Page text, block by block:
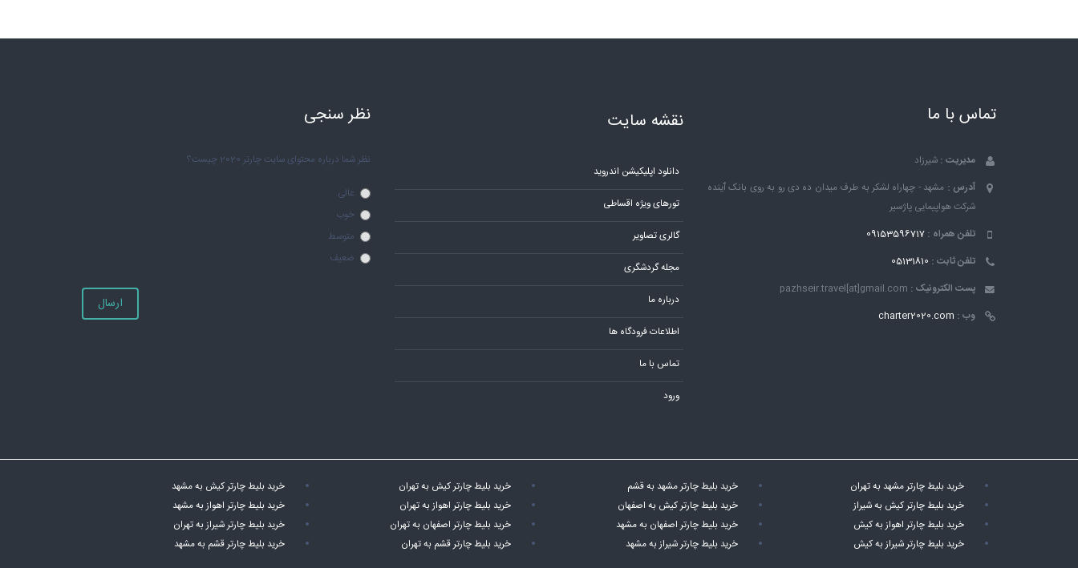
تماس با ما
مدیریت : شیرزاد
آدرس : مشهد - چهاراه لشکر به طرف میدان ده دی رو به روی بانک ٱینده
شرکت هواپیمایی پاژسیر
تلفن همراه : 09153596717
تلفن ثابت : 05131810
پست الکترونیک : pazhseir.travel[at]gmail.com
وب : charter2020.com
نقشه سایت
دانلود اپلیکیشن اندروید
تورهای ویژه اقساطی
گالری تصاویر
مجله گردشگری
درباره ما
اطلاعات فرودگاه ها
تماس با ما
ورود
نظر سنجی
نظر شما درباره محتوای سایت چارتر 2020 چیست؟
عالی
خوب
متوسط
ضعیف
ارسال
خرید بلیط چارتر مشهد به تهران خرید بلیط چارتر مشهد به قشم خرید بلیط چارتر کیش به تهران
خرید بلیط چارتر کیش به مشهد
خرید بلیط چارتر کیش به شیراز
خرید بلیط چارتر کیش به اصفهان خرید بلیط چارتر اهواز به تهران
خرید بلیط چارتر اهواز به مشهد
خرید بلیط چارتر اهواز به کیش
خرید بلیط چارتر اصفهان به مشهد خرید بلیط چارتر اصفهان به تهران
خرید بلیط چارتر شیراز به تهران
خرید بلیط چارتر شیراز به کیش
خرید بلیط چارتر شیراز به مشهد خرید بلیط چارتر قشم به تهران خرید بلیط چارتر قشم به مشهد